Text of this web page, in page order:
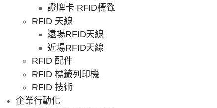
證牌卡 RFID標籤
RFID 天線
遠場RFID天線
近場RFID天線
RFID 配件
RFID 標籤列印機
RFID 技術
企業行動化